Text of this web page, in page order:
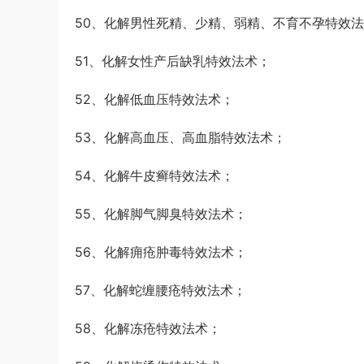
50、化解男性死精、少精、弱精、不育不孕特效
51、化解女性产后缺乳特效法术；
52、化解低血压特效法术；
53、化解高血压、高血脂特效法术；
54、化解牛皮癣特效法术；
55、化解脚气脚臭特效法术；
56、化解痈疮肿毒特效法术；
57、化解蛇缠腰疮特效法术；
58、化解冻疮特效法术；